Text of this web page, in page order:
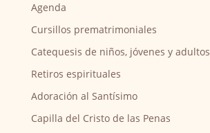
Agenda
Cursillos prematrimoniales
Catequesis de niños, jóvenes y adultos
Retiros espirituales
Adoración al Santísimo
Capilla del Cristo de las Penas